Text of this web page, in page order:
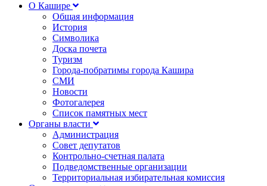
О Кашире
Общая информация
История
Символика
Доска почета
Туризм
Города-побратимы города Кашира
СМИ
Новости
Фотогалерея
Список памятных мест
Органы власти
Администрация
Совет депутатов
Контрольно-счетная палата
Подведомственные организации
Территориальная избирательная комиссия